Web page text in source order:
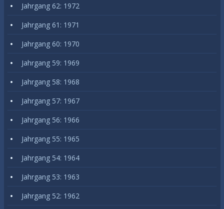
Jahrgang 62: 1972
Jahrgang 61: 1971
Jahrgang 60: 1970
Jahrgang 59: 1969
Jahrgang 58: 1968
Jahrgang 57: 1967
Jahrgang 56: 1966
Jahrgang 55: 1965
Jahrgang 54: 1964
Jahrgang 53: 1963
Jahrgang 52: 1962